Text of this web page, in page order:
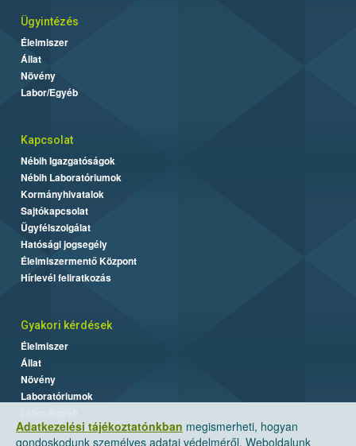
Adatkezelési tájékoztatónkban megismerheti, hogyan
gondoskodunk személyes adatai védelméről. Weboldalunk
Ügyintézés
Élelmiszer
Állat
Növény
Labor/Egyéb
Kapcsolat
Nébih Igazgatóságok
Nébih Laboratóriumok
Kormányhivatalok
Sajtókapcsolat
Ügyfélszolgálat
Hatósági jogsegély
Élelmiszermentő Központ
Hírlevél feliratkozás
Gyakori kérdések
Élelmiszer
Állat
Növény
Laboratóriumok